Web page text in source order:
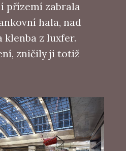
přízemí zabrala
hala, nad
klenba z luxfer.
zničily ji totiž